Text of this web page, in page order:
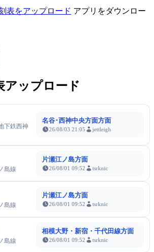
表をアップロード アプリをダウンロー
アップロード
下鉄西神
名谷･西神中央方面方面
26/08/03 21:05 jettleigh
島線
片瀬江ノ島方面
26/08/01 09:52 tsrknic
島線
片瀬江ノ島方面
26/08/01 09:52 tsrknic
島線
相模大野・新宿・千代田線方面
26/08/01 09:52 tsrknic